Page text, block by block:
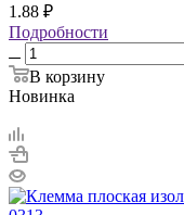
1.88 ₽
Подробности
В корзину
Новинка